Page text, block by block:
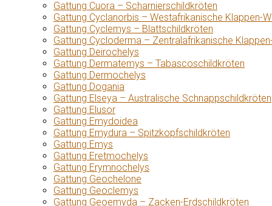
Gattung Cuora – Scharnierschildkröten
Gattung Cyclanorbis – Westafrikanische Klappen-
Gattung Cyclemys – Blattschildkröten
Gattung Cycloderma – Zentralafrikanische
Gattung Deirochelys
Gattung Dermatemys – Tabascoschildkröten
Gattung Dermochelys
Gattung Dogania
Gattung Elseya – Australische Schnappschildkröten
Gattung Elusor
Gattung Emydoidea
Gattung Emydura – Spitzkopfschildkröten
Gattung Emys
Gattung Eretmochelys
Gattung Erymnochelys
Gattung Geochelone
Gattung Geoclemys
Gattung Geoemyda – Zacken-Erdschildkröten